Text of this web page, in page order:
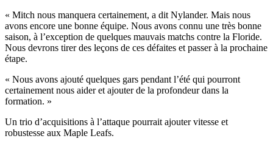
« Mitch nous manquera certainement, a dit Nylander. Mais nous
avons encore une bonne équipe. Nous avons connu une très bonne
saison, à l’exception de quelques mauvais matchs contre la Floride.
Nous devrons tirer des leçons de ces défaites et passer à la prochaine
étape.
« Nous avons ajouté quelques gars pendant l’été qui pourront
certainement nous aider et ajouter de la profondeur dans la
formation. »
Un trio d’acquisitions à l’attaque pourrait ajouter vitesse et
robustesse aux Maple Leafs.